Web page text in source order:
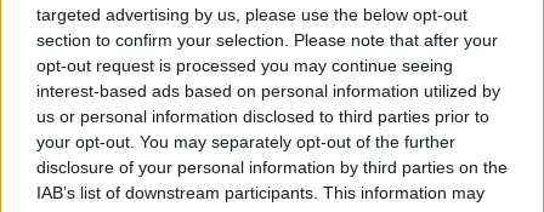
targeted advertising by us, please use the below opt-out
section to confirm your selection. Please note that after your
opt-out request is processed you may continue seeing
interest-based ads based on personal information utilized by
us or personal information disclosed to third parties prior to
your opt-out. You may separately opt-out of the further
disclosure of your personal information by third parties on the
IAB’s list of downstream participants. This information may
Žiūrimiausi įrašai
00:00:30
Vaizdai iš tragiškos avarijos Vilniaus r.: dviejų moterų ir
vaiko gyvybių išgelbėti nepavyko